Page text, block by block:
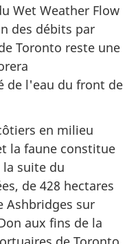
Wet Weather Flow
des débits par
Toronto reste une
de l'eau du front de
en milieu
la faune constitue
suite du
de 428 hectares
Ashbridges sur
aux fins de la